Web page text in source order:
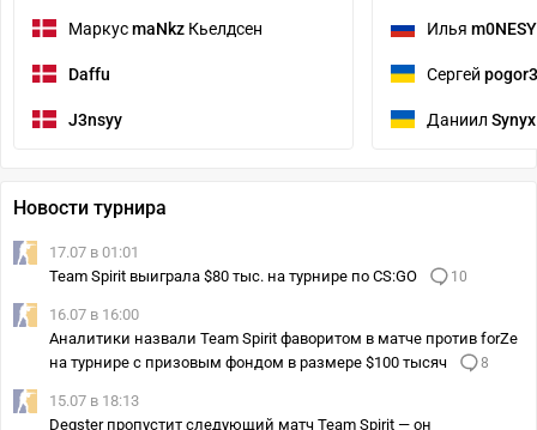
МаркусmaNkz Кьелдсен
Daffu
J3nsyy
Илья m0NESY
Сергей
Даниил Synyx
Новости турнира
17.07 в 01:01
Team Spirit выиграла $80 тыс. на турнире по CS:GO
10
16.07 в 16:00
Аналитики назвали Team Spirit фаворитом в матче против forZe
на турнире с призовым фондом в размере $100 тысяч
8
15.07 в 18:13
Degster пропустит следующий матч Team Spirit — он